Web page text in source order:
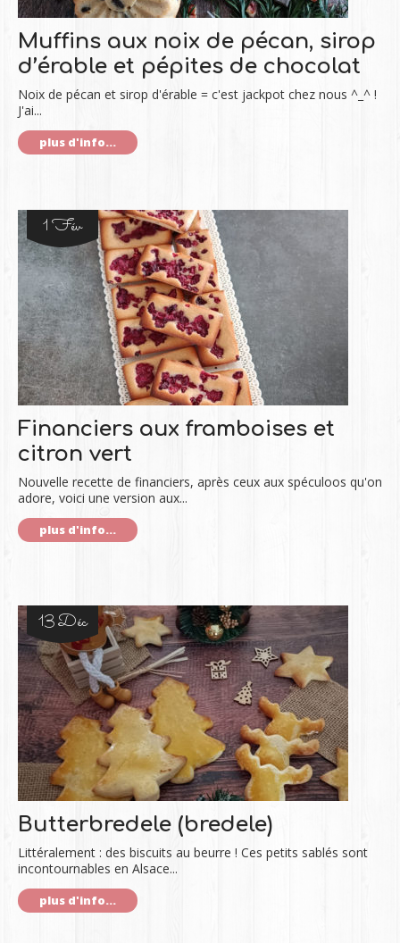
Muffins aux noix de pécan, sirop
d’érable et pépites de chocolat
Noix de pécan et sirop d'érable = c'est jackpot chez nous ^_^ !
J'ai...
plus d'info...
1 Fév
Financiers aux framboises et
citron vert
Nouvelle recette de financiers, après ceux aux spéculoos qu'on
adore, voici une version aux...
plus d'info...
13 Déc
Butterbredele (bredele)
Littéralement : des biscuits au beurre ! Ces petits sablés sont
incontournables en Alsace...
plus d'info...